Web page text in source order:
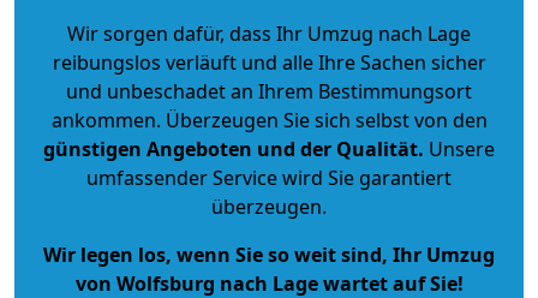
Wir sorgen dafür, dass Ihr Umzug nach Lage
reibungslos verläuft und alle Ihre Sachen sicher
und unbeschadet an Ihrem Bestimmungsort
ankommen. Überzeugen Sie sich selbst von den
günstigen Angeboten und der Qualität. Unsere
umfassender Service wird Sie garantiert
überzeugen.
Wir legen los, wenn Sie so weit sind, Ihr Umzug
von Wolfsburg nach Lage wartet auf Sie!